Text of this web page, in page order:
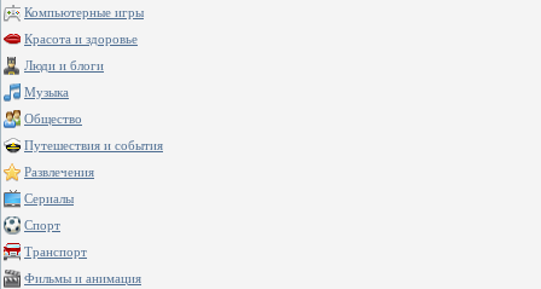
Компьютерные игры
Красота и здоровье
Люди и блоги
Музыка
Общество
Путешествия и события
Развлечения
Сериалы
Спорт
Транспорт
Фильмы и анимация